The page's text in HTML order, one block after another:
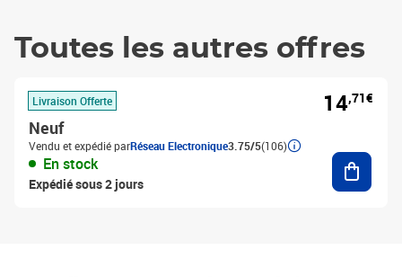
Toutes les autres offres
Livraison Offerte
Neuf
Vendu et expédié parRéseau Electronique3.75/5(106)
En stock
Expédié sous 2 jours
14,71€